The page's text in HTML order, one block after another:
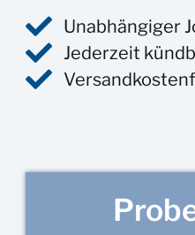
Unabhängiger
Jederzeit